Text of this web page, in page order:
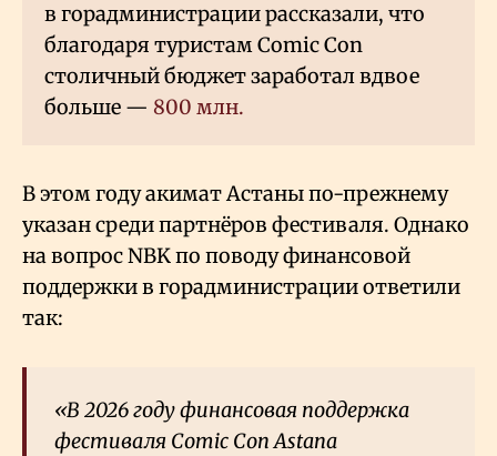
в горадминистрации рассказали, что
благодаря туристам Comic Con
столичный бюджет заработал вдвое
больше — 800 млн.
В этом году акимат Астаны по-прежнему
указан среди партнёров фестиваля. Однако
на вопрос NBK по поводу финансовой
поддержки в горадминистрации ответили
так:
«В 2026 году финансовая поддержка
фестиваля Comic Con Astana